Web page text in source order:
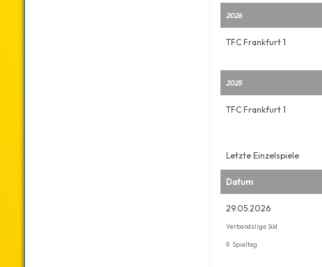
2026
TFC Frankfurt 1
2025
TFC Frankfurt 1
Letzte Einzelspiele
Datum
29.05.2026
Verbandsliga Süd
9. Spieltag